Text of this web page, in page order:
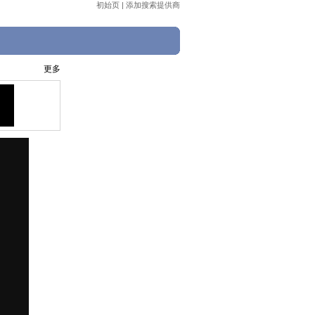
初始页 | 添加搜索提供商
更多